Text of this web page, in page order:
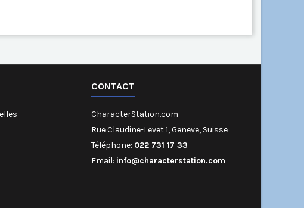
CONTACT
CharacterStation.com
Rue Claudine-Levet 1, Geneve, Suisse
Téléphone: 022 731 17 33
Email: info@characterstation.com